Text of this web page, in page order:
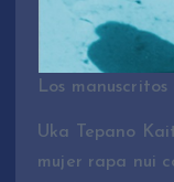
Los manuscritos
Uka Tepano
mujer rapa nui